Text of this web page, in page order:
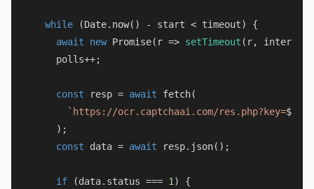
while (Date. now() - start < timeout) {
await
new Promise( r => setTimeout (r,
    polls++;
const resp = await fetch(
`https://ocr.captchaai.com/res.php?key=
    );
const data = await resp. json();
if (data. status === 1 ) {